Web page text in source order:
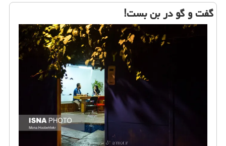
گفت و گو در بن بست!